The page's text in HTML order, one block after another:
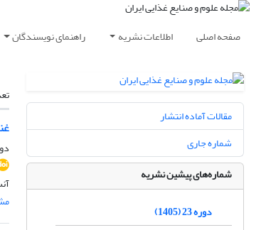
صفحه اصلی اطلاعات نشریه راهنمای نویسندگان
دوره 21،
مقالات آماده انتشار
شماره جاری
شماره‌های پیشین نشریه
دوره 23 (1405)